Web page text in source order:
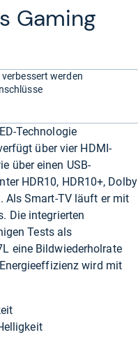
Gaming
werden
Technologie
über vier HDMI-
über einen USB-
HDR10, HDR10+, Dolby
Als Smart-TV läuft er mit
Die integrierten
Tests als
eine Bildwiederholrate
wird mit